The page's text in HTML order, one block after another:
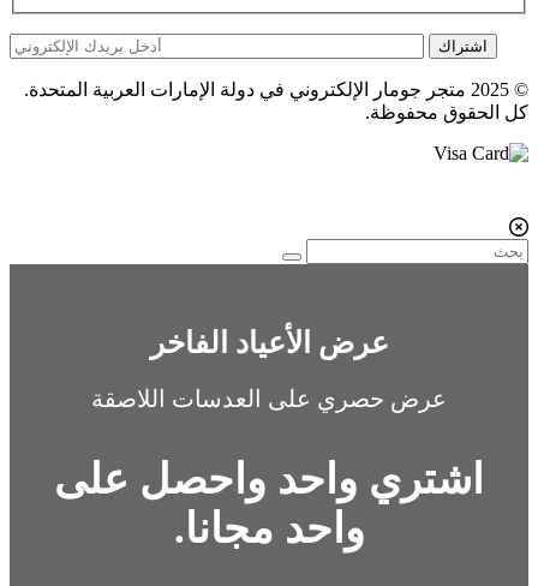
اشتراك
© 2025 متجر جومار الإلكتروني في دولة الإمارات العربية المتحدة.
كل الحقوق محفوظة.
عرض الأعياد الفاخر
عرض حصري على العدسات اللاصقة
اشتري واحد واحصل على
واحد مجانا.